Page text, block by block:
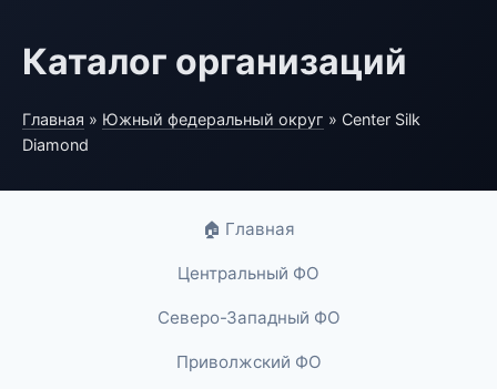
Каталог организаций
Главная » Южный федеральный округ » Center Silk
Diamond
🏠 Главная
Центральный ФО
Северо-Западный ФО
Приволжский ФО